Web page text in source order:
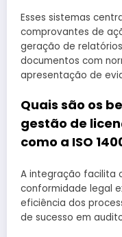
Esses sistemas
comprovantes de
geração de
documentos com
apresentação de
Quais são os
gestão de
como a ISO
A integração facilita
conformidade legal
eficiência dos
de sucesso em